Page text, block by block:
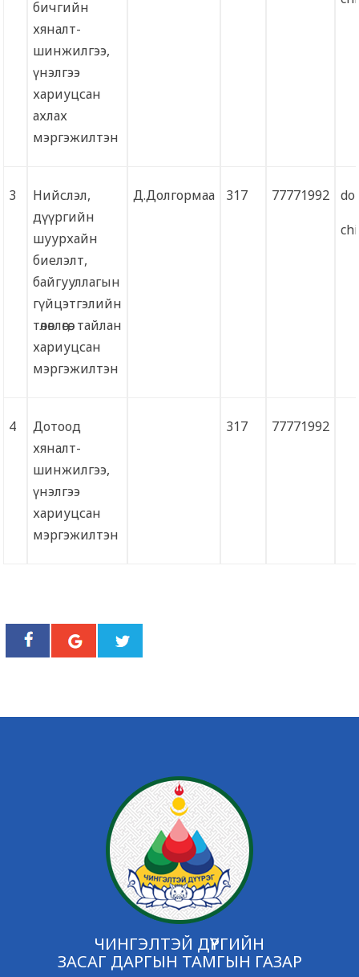
бичгийн
хяналт-
шинжилгээ,
үнэлгээ
хариуцсан
ахлах
мэргэжилтэн
3
Нийслэл,
дүүргийн
шуурхайн
биелэлт,
байгууллагын
гүйцэтгэлийн
төлөвлөгөө, тайлан
хариуцсан
мэргэжилтэн
Д.Долгормаа 317 77771992
4
Дотоод
хяналт-
шинжилгээ,
үнэлгээ
хариуцсан
мэргэжилтэн
317 77771992
ЧИНГЭЛТЭЙ ДҮҮРГИЙН
ЗАСАГ ДАРГЫН ТАМГЫН ГАЗАР